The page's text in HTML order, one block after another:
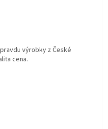
5 z 5 hvězdiček.
výrobky z České
cena.
5 z 5 hvězdiček.